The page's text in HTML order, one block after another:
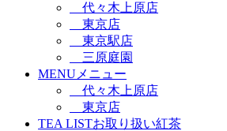
代々木上原店
東京店
東京駅店
三原庭園
MENUメニュー
代々木上原店
東京店
TEA LISTお取り扱い紅茶